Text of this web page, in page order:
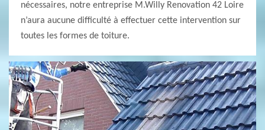
nécessaires, notre entreprise M.Willy Renovation 42 Loire
n’aura aucune difficulté à effectuer cette intervention sur
toutes les formes de toiture.